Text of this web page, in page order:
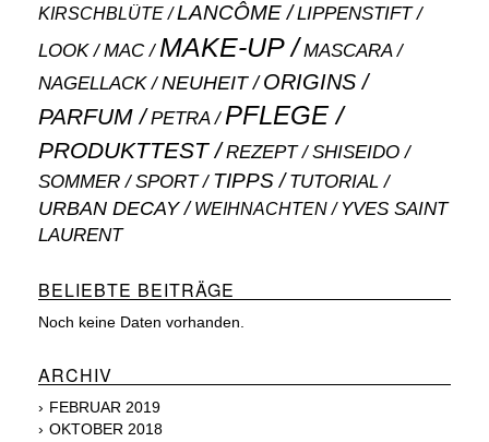
KIRSCHBLÜTE LANCÔME LIPPENSTIFT
LOOK MAC MAKE-UP MASCARA
NAGELLACK NEUHEIT ORIGINS
PARFUM PETRA PFLEGE
PRODUKTTEST REZEPT SHISEIDO
SOMMER SPORT TIPPS TUTORIAL
URBAN DECAY WEIHNACHTEN
YVES SAINT
LAURENT
BELIEBTE BEITRÄGE
Noch keine Daten vorhanden.
ARCHIV
FEBRUAR 2019
OKTOBER 2018